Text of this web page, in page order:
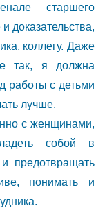
старшего
доказательства,
коллегу. Даже
так, я должна
работы с детьми
лучше.
с женщинами,
собой в
и предотвращать
понимать и